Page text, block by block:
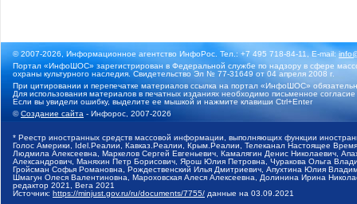
© 2007-2026, Информационное агентство ИнфоРос. Тел.: +7 495 718-84-11, E-mail:
Портал «ИнфоШОС» зарегистрирован в Федеральной службе по надзору в сфере
охраны культурного наследия. Свидетельство Эл № 77-31649 от 04 апреля 2008 г.
При цитировании и перепечатке материалов ссылка на портал «ИнфоШОС»
Для использования материалов в печатных изданиях необходимо письменное
Если вы увидели ошибку, выделите ее мышкой и нажмите клавиши Ctrl+Enter
©Создание сайта - Инфорос, 2007-2026
* Реестр иностранных средств массовой информации, выполняющих функции
Голос Америки, Idel.Реалии, Кавказ.Реалии, Крым.Реалии, Телеканал Настоящее
Людмила Алексеевна, Маркелов Сергей Евгеньевич, Камалягин Денис Николаевич,
Александрович, Маняхин Петр Борисович, Ярош Юлия Петровна, Чуракова Ольга
Гройсман Софья Романовна, Рождественский Илья Дмитриевич, Апухтина Юлия
Шмагун Олеся Валентиновна, Мароховская Алеся Алексеевна, Долинина Ирина
редактор 2021, Вега 2021
Источник: https://minjust.gov.ru/ru/documents/7755/ данные на 03.09.2021